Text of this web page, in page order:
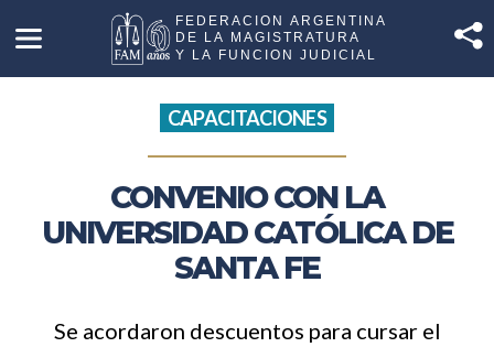
CAPACITACIONES
CONVENIO CON LA
UNIVERSIDAD CATÓLICA DE
SANTA FE
Se acordaron descuentos para cursar el